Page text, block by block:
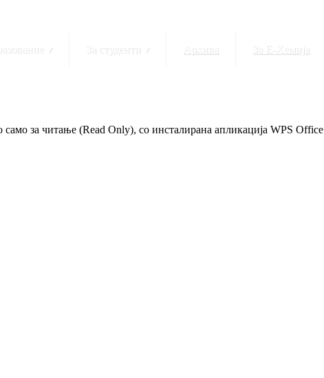
▾ За студенти ▾ Архива За Е-Хемија
за читање (Read Only), со инсталирана апликација WPS Office